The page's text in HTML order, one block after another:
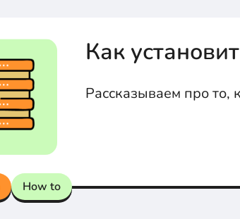
How to
Как
Рассказываем про то,